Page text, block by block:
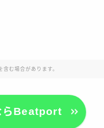
む場合があります。
らBeatport